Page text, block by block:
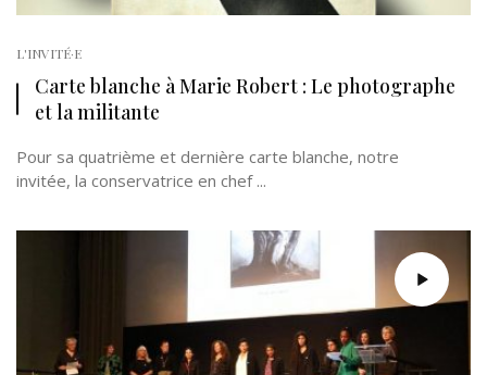
L'INVITÉ·E
Carte blanche à Marie Robert : Le photographe
et la militante
Pour sa quatrième et dernière carte blanche, notre
invitée, la conservatrice en chef ...